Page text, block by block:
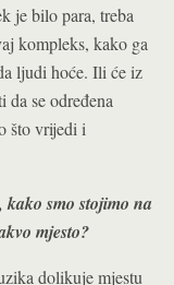
je bilo para, treba
kompleks, kako ga
ljudi hoće. Ili će iz
se određena
što vrijedi i
smo stojimo na
mjesto?
dolikuje mjestu